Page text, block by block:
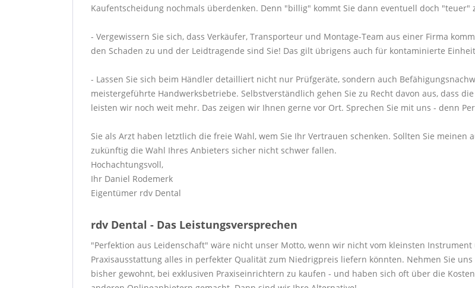
Kaufentscheidung nochmals überdenken. Denn "billig" kommt Sie dann eventuell doch "teuer"
- Vergewissern Sie sich, dass Verkäufer, Transporteur und Montage-Team aus einer Firma
den Schaden zu und der Leidtragende sind Sie! Das gilt übrigens auch für kontaminierte
- Lassen Sie sich beim Händler detailliert nicht nur Prüfgeräte, sondern auch
meistergeführte Handwerksbetriebe. Selbstverständlich gehen Sie zu Recht davon aus, dass
leisten wir noch weit mehr. Das zeigen wir Ihnen gerne vor Ort. Sprechen Sie mit uns - denn
Sie als Arzt haben letztlich die freie Wahl, wem Sie Ihr Vertrauen schenken. Sollten Sie
zukünftig die Wahl Ihres Anbieters sicher nicht schwer fallen.
Hochachtungsvoll,
Ihr Daniel Rodemerk
Eigentümer rdv Dental
rdv Dental - Das Leistungsversprechen
"Perfektion aus Leidenschaft" wäre nicht unser Motto, wenn wir nicht vom kleinsten
Praxisausstattung alles in perfekter Qualität zum Niedrigpreis liefern könnten. Nehmen Sie
bisher gewohnt, bei exklusiven Praxiseinrichtern zu kaufen - und haben sich oft über die